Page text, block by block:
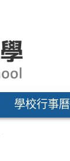
學校行事曆